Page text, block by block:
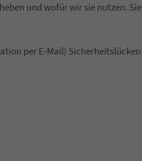
und wofür wir sie nutzen.
per E-Mail)